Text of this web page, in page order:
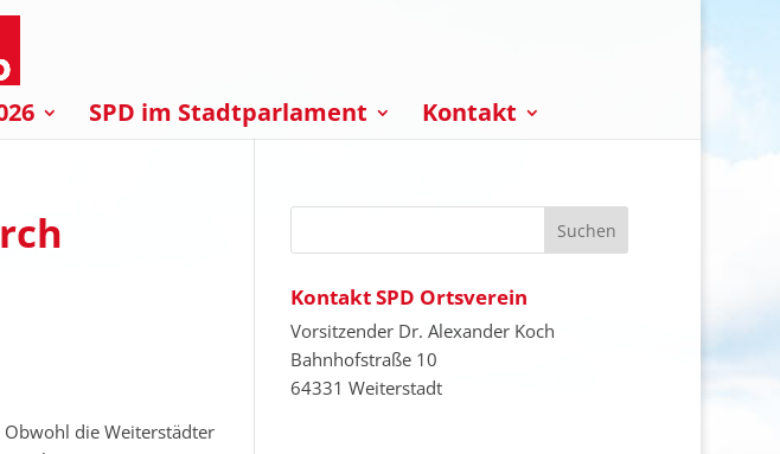
SPD im Stadtparlament Kontakt
die Weiterstädter
Kontakt SPD Ortsverein
Vorsitzender Dr. Alexander Koch
Bahnhofstraße 10
64331 Weiterstadt